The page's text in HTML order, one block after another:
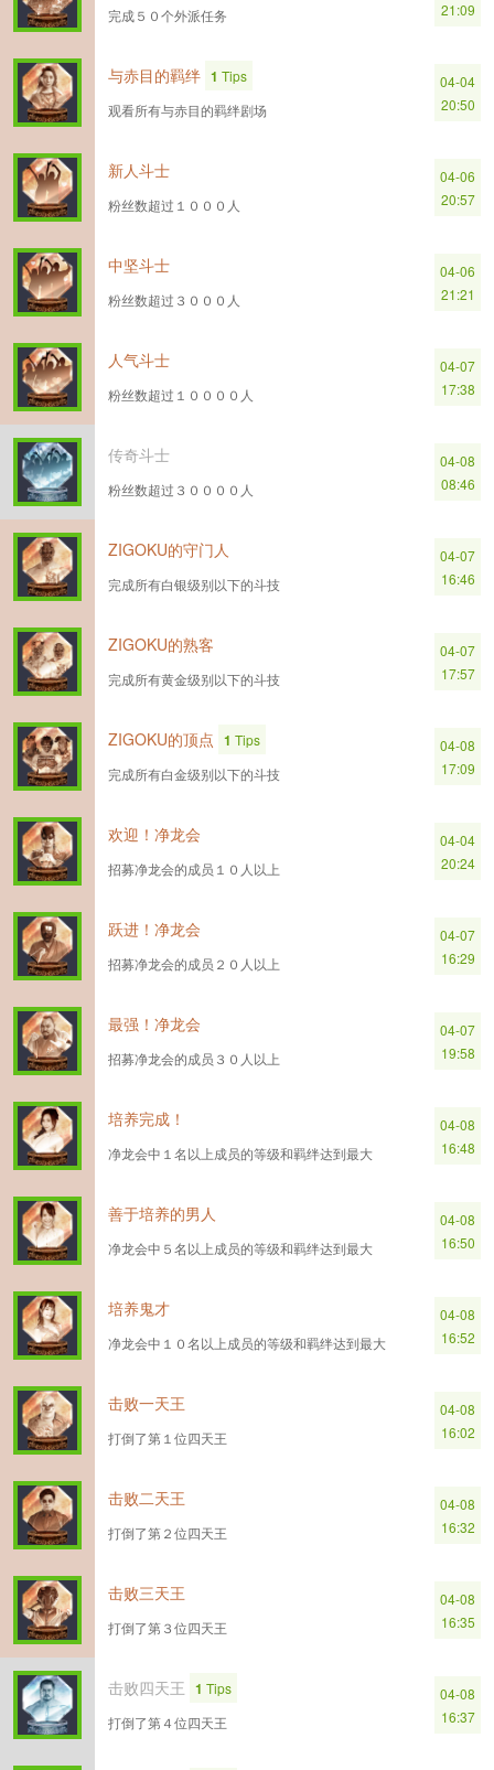
完成５０个外派任务 21:09
与赤目的羁绊 1 Tips
观看所有与赤目的羁绊剧场
04-04
20:50
新人斗士
粉丝数超过１０００人
04-06
20:57
中坚斗士
粉丝数超过３０００人
04-06
21:21
人气斗士
粉丝数超过１００００人
04-07
17:38
传奇斗士
粉丝数超过３００００人
04-08
08:46
ZIGOKU的守门人
完成所有白银级别以下的斗技
04-07
16:46
ZIGOKU的熟客
完成所有黄金级别以下的斗技
04-07
17:57
ZIGOKU的顶点 1 Tips
完成所有白金级别以下的斗技
04-08
17:09
欢迎！净龙会
招募净龙会的成员１０人以上
04-04
20:24
跃进！净龙会
招募净龙会的成员２０人以上
04-07
16:29
最强！净龙会
招募净龙会的成员３０人以上
04-07
19:58
培养完成！
净龙会中１名以上成员的等级和羁绊达到最大
04-08
16:48
善于培养的男人
净龙会中５名以上成员的等级和羁绊达到最大
04-08
16:50
培养鬼才
净龙会中１０名以上成员的等级和羁绊达到最大
04-08
16:52
击败一天王
打倒了第１位四天王
04-08
16:02
击败二天王
打倒了第２位四天王
04-08
16:32
击败三天王
打倒了第３位四天王
04-08
16:35
击败四天王 1 Tips
打倒了第４位四天王
04-08
16:37